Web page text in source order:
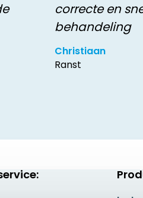
correcte en
behandeling
Christiaan
Ranst